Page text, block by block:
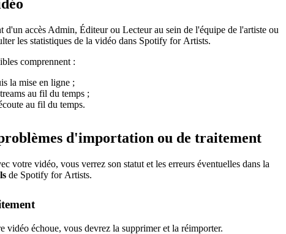
d'un accès Admin, Éditeur ou Lecteur au sein de l'équipe de l'artiste ou
les statistiques de la vidéo dans Spotify for Artists.
comprennent :
la mise en ligne ;
au fil du temps ;
au fil du temps.
d'importation ou de traitement
votre vidéo, vous verrez son statut et les erreurs éventuelles dans la
de Spotify for Artists.
vidéo échoue, vous devrez la supprimer et la réimporter.